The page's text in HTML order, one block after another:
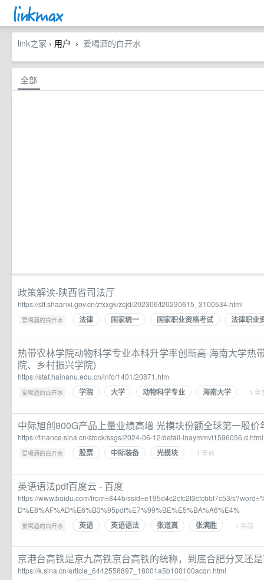
link之家 › 用户 › 爱喝酒的白开水
全部
政策解读-陕西省司法厅
https://sft.shaanxi.gov.cn/zfxxgk/zcjd/202306/t20230615_3100534.html
爱喝酒的白开水 · 法律 国家统一 国家职业资格考试 法律职业
热带农林学院动物科学专业本科升学率创新高-海南大学热
院、乡村振兴学院)
https://staf.hainanu.edu.cn/info/1401/20871.htm
爱喝酒的白开水 · 学院 大学 动物科学专业 海南大学 · 1 年
中际旭创800G产品上量业绩高增 光模块份额全球第一股
https://finance.sina.cn/stock/ssgs/2024-06-12/detail-
爱喝酒的白开水 · 股票 中际装备 光模块 · 1 年前
英语语法pdf百度云 - 百度
https://www.baidu.com/from=844b/ssid=e195d4c2cfc2f3cfcbbf7c53/
D%E8%AF%AD%E6%B3%95pdf%E7%99%BE%E5%BA%A6%E4%
爱喝酒的白开水 · 英语 英语语法 张道真 张满胜 · 1 年前
京港台高铁是京九高铁京台高铁的统称，到底合肥分叉还
https://k.sina.cn/article_6442558897_18001a5b100100acqn.html